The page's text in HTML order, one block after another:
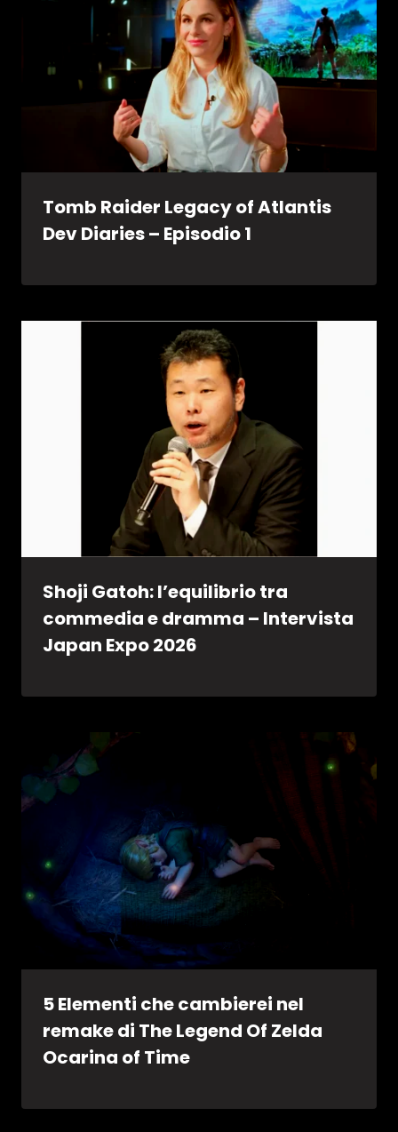
Tomb Raider Legacy of Atlantis
Dev Diaries – Episodio 1
Shoji Gatoh: l’equilibrio tra
commedia e dramma – Intervista
Japan Expo 2026
5 Elementi che cambierei nel
remake di The Legend Of Zelda
Ocarina of Time